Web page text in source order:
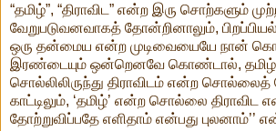
“தமிழ்”, “திராவிட” என்ற இரு சொற்களும்
வேறுபடுவனவாகத் தோன்றினாலும்,
ஒரு தன்மைய என்ற முடிவையையே நான்
இரண்டையும் ஒன்றெனவே கொண்டால்,
சொல்லிலிருந்து திராவிடம் என்ற
காட்டிலும், ‘தமிழ்’ என்ற சொல்லை திராவிட
தோற்றுவிப்பதே எளிதாம் என்பது புலனாம்’’